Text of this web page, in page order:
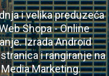
i velika preduzeća
Shopa - Online
Izrada Android
i rangiranje na
Marketing.